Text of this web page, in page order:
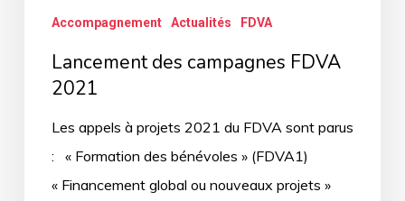
Accompagnement Actualités FDVA
Lancement des campagnes FDVA
2021
Les appels à projets 2021 du FDVA sont parus
: « Formation des bénévoles » (FDVA1)
« Financement global ou nouveaux projets »